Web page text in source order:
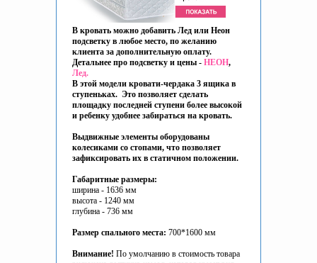
В кровать можно добавить Лед или Неон
подсветку в любое место, по желанию
клиента за дополнительную оплату.
Детальнее про подсветку и цены - НЕОН,
Лед.
В этой модели кровати-чердака 3 ящика в
ступеньках. Это позволяет сделать
площадку последней ступени более высокой
и ребенку удобнее забираться на кровать.
Выдвижные элементы оборудованы
колесиками со стопами, что позволяет
зафиксировать их в статичном положении.
Габаритные размеры:
ширина - 1636 мм
высота - 1240 мм
глубина - 736 мм
Размер спального места: 700*1600 мм
Внимание! По умолчанию в стоимость товара